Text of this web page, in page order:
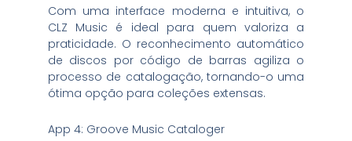
Com uma interface moderna e intuitiva, o
CLZ Music é ideal para quem valoriza a
praticidade. O reconhecimento automático
de discos por código de barras agiliza o
processo de catalogação, tornando-o uma
ótima opção para coleções extensas.
App 4: Groove Music Cataloger